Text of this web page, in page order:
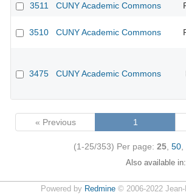
3511 CUNY Academic Commons
3510 CUNY Academic Commons
3475 CUNY Academic Commons
« Previous 1
(1-25/353) Per page: 25 50
Also available in:
Powered by Redmine© 2006-2022 Jean-